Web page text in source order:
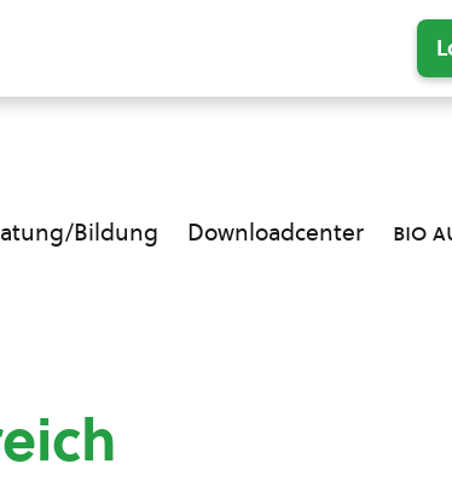
Bildung Downloadcenter bio